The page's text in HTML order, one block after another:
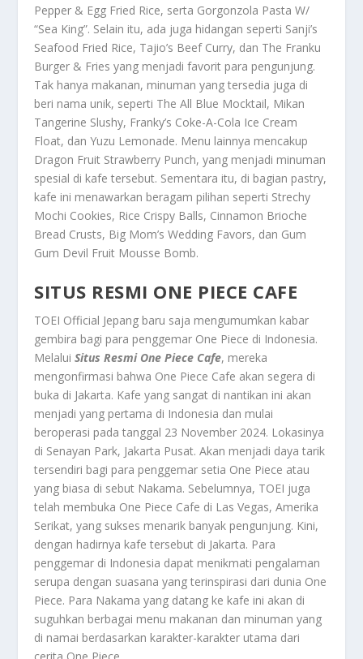
Pepper & Egg Fried Rice, serta Gorgonzola Pasta W/
“Sea King”. Selain itu, ada juga hidangan seperti Sanji’s
Seafood Fried Rice, Tajio’s Beef Curry, dan The Franku
Burger & Fries yang menjadi favorit para pengunjung.
Tak hanya makanan, minuman yang tersedia juga di
beri nama unik, seperti The All Blue Mocktail, Mikan
Tangerine Slushy, Franky’s Coke-A-Cola Ice Cream
Float, dan Yuzu Lemonade. Menu lainnya mencakup
Dragon Fruit Strawberry Punch, yang menjadi minuman
spesial di kafe tersebut. Sementara itu, di bagian pastry,
kafe ini menawarkan beragam pilihan seperti Strechy
Mochi Cookies, Rice Crispy Balls, Cinnamon Brioche
Bread Crusts, Big Mom’s Wedding Favors, dan Gum
Gum Devil Fruit Mousse Bomb.
SITUS RESMI ONE PIECE CAFE
TOEI Official Jepang baru saja mengumumkan kabar
gembira bagi para penggemar One Piece di Indonesia.
MelaluiSitus Resmi One Piece Cafe, mereka
mengonfirmasi bahwa One Piece Cafe akan segera di
buka di Jakarta. Kafe yang sangat di nantikan ini akan
menjadi yang pertama di Indonesia dan mulai
beroperasi pada tanggal 23 November 2024. Lokasinya
di Senayan Park, Jakarta Pusat. Akan menjadi daya tarik
tersendiri bagi para penggemar setia One Piece atau
yang biasa di sebut Nakama. Sebelumnya, TOEI juga
telah membuka One Piece Cafe di Las Vegas, Amerika
Serikat, yang sukses menarik banyak pengunjung. Kini,
dengan hadirnya kafe tersebut di Jakarta. Para
penggemar di Indonesia dapat menikmati pengalaman
serupa dengan suasana yang terinspirasi dari dunia One
Piece. Para Nakama yang datang ke kafe ini akan di
suguhkan berbagai menu makanan dan minuman yang
di namai berdasarkan karakter-karakter utama dari